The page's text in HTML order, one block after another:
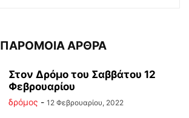
ΠΑΡΟΜΟΙΑ ΑΡΘΡΑ
Στον Δρόμο του Σαββάτου 12
Φεβρουαρίου
δρόμος - 12 Φεβρουαρίου, 2022